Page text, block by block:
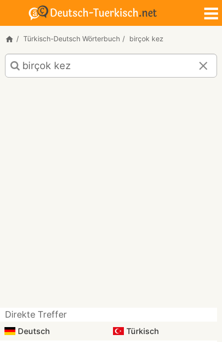
Türkisch-Deutsch Wörterbuch birçok kez
Türkisch-
Deutsch
Übersetzung
Direkte Treffer
Deutsch
Türkisch